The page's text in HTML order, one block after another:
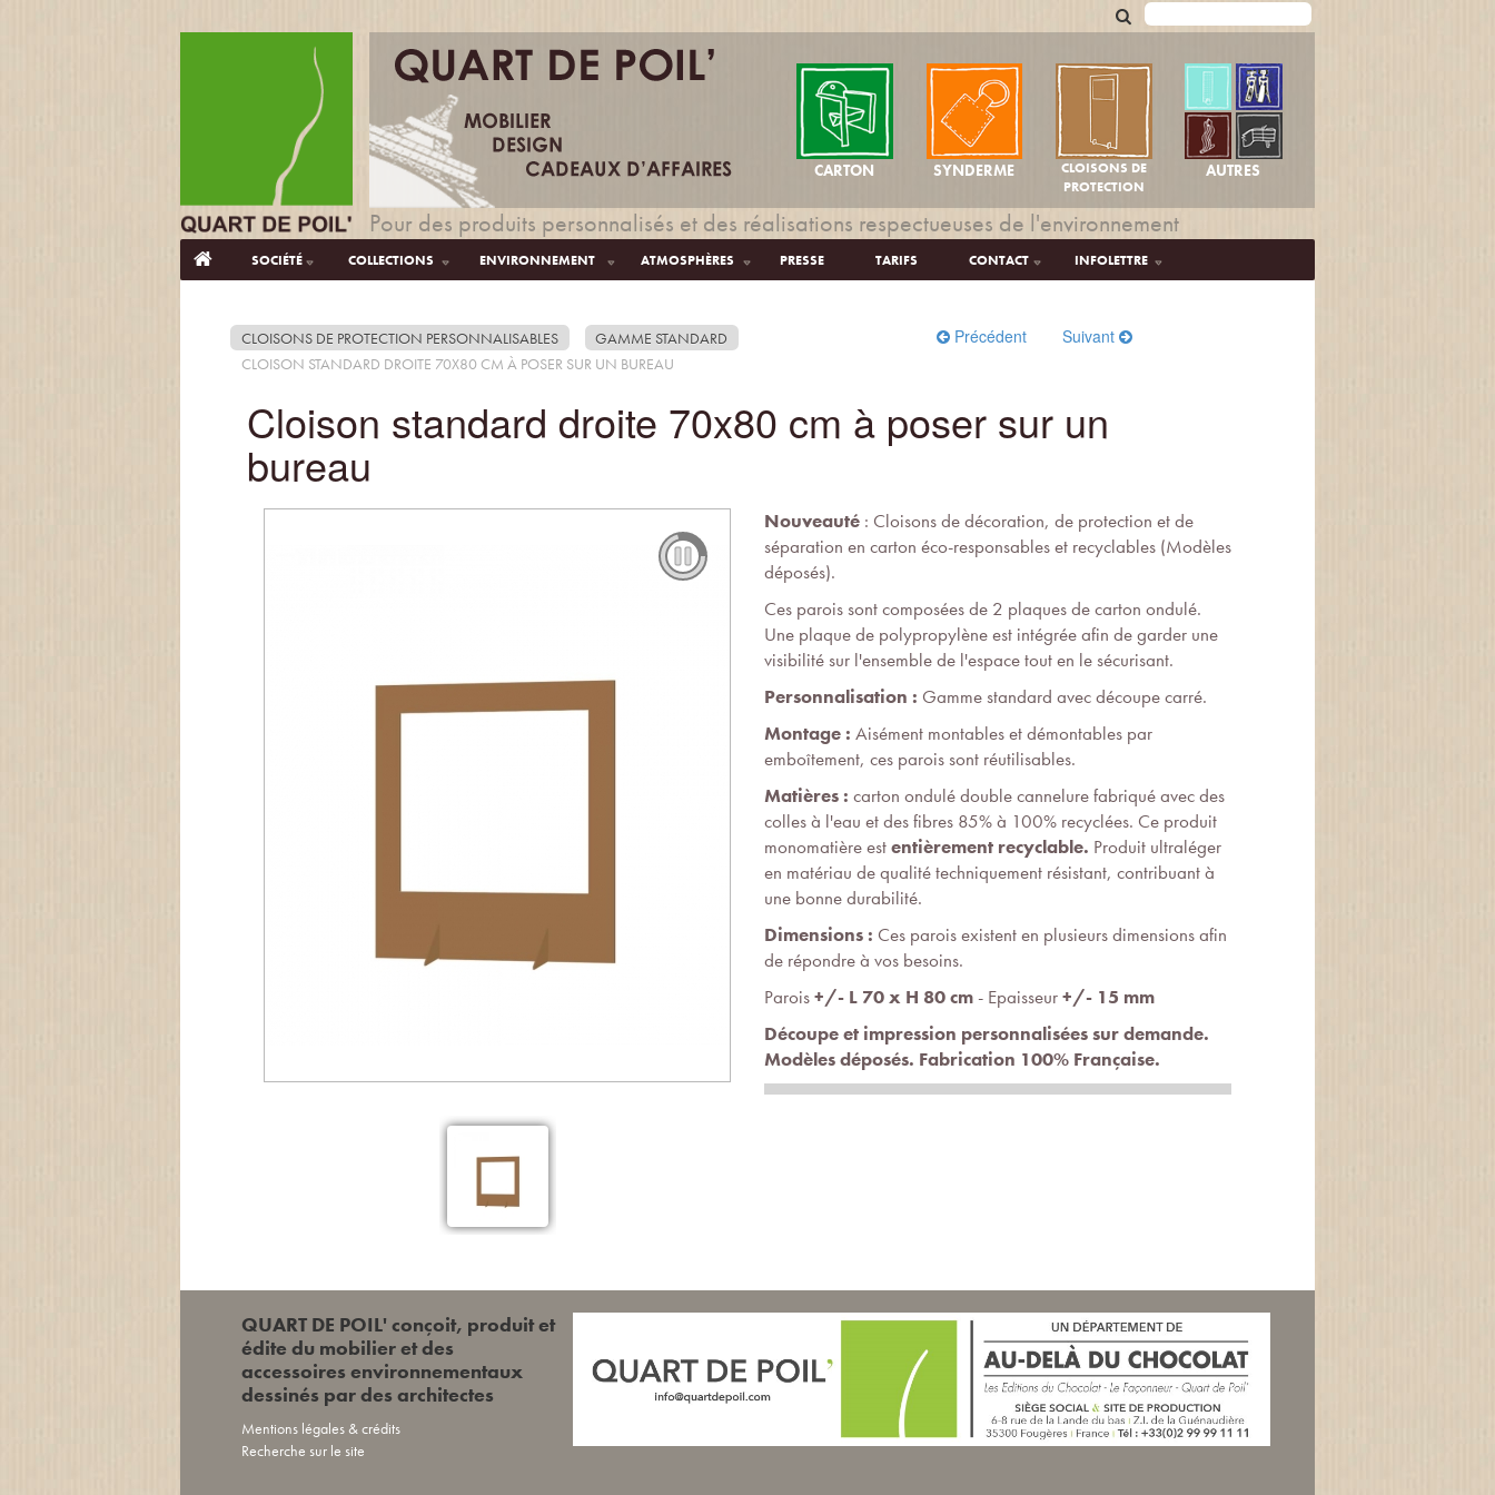
CARTON SYNDERME
CLOISONS DE
PROTECTION
AUTRES
Pour des produits personnalisés et des réalisations respectueuses de l'environnement
SOCIÉTÉ COLLECTIONS ENVIRONNEMENT ATMOSPHÈRES PRESSE TARIFS CONTACT INFOLETTRE
CLOISONS DE PROTECTION PERSONNALISABLES
GAMME STANDARD
CLOISON STANDARD DROITE 70X80 CM À POSER SUR UN BUREAU
Précédent Suivant
Cloison standard droite 70x80 cm à poser sur un
bureau
Nouveauté : Cloisons de décoration, de protection et de
séparation en carton éco-responsables et recyclables (Modèles
déposés).
Ces parois sont composées de 2 plaques de carton ondulé.
Une plaque de polypropylène est intégrée afin de garder une
visibilité sur l'ensemble de l'espace tout en le sécurisant.
Personnalisation : Gamme standard avec découpe carré.
Montage : Aisément montables et démontables par
emboîtement, ces parois sont réutilisables.
Matières : carton ondulé double cannelure fabriqué avec des
colles à l'eau et des fibres 85% à 100% recyclées. Ce produit
monomatière estentièrement recyclable. Produit ultraléger
en matériau de qualité techniquement résistant, contribuant à
une bonne durabilité.
Dimensions : Ces parois existent en plusieurs dimensions afin
de répondre à vos besoins.
Parois+/- L 70 x H 80 cm- Epaisseur+/- 15 mm
Découpe et impression personnalisées sur demande.
Modèles déposés. Fabrication 100% Française.
QUART DE POIL' conçoit, produit et
édite du mobilier et des
accessoires environnementaux
dessinés par des architectes
Mentions légales & crédits
Recherche sur le site